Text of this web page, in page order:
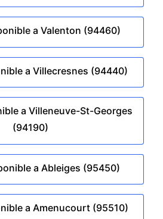
a Valenton (94460)
a Villecresnes (94440)
a Villeneuve-St-Georges
(94190)
a Ableiges (95450)
a Amenucourt (95510)